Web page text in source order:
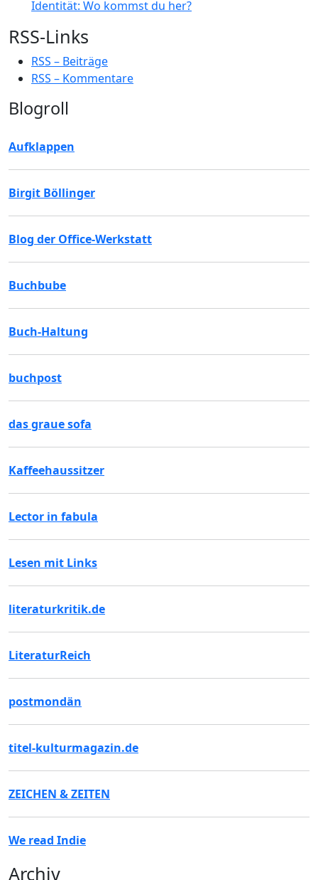
Identität: Wo kommst du her?
RSS-Links
RSS – Beiträge
RSS – Kommentare
Blogroll
Aufklappen
Birgit Böllinger
Blog der Office-Werkstatt
Buchbube
Buch-Haltung
buchpost
das graue sofa
Kaffeehaussitzer
Lector in fabula
Lesen mit Links
literaturkritik.de
LiteraturReich
postmondän
titel-kulturmagazin.de
ZEICHEN & ZEITEN
We read Indie
Archiv